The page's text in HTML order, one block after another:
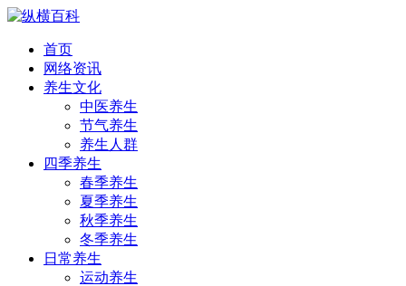
首页
网络资讯
养生文化
中医养生
节气养生
养生人群
四季养生
春季养生
夏季养生
秋季养生
冬季养生
日常养生
运动养生